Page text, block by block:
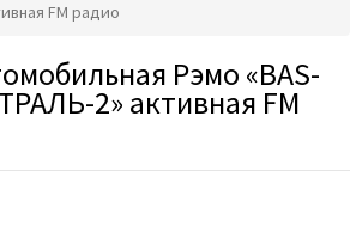
FM радио
Рэмо «BAS-
2» активная FM